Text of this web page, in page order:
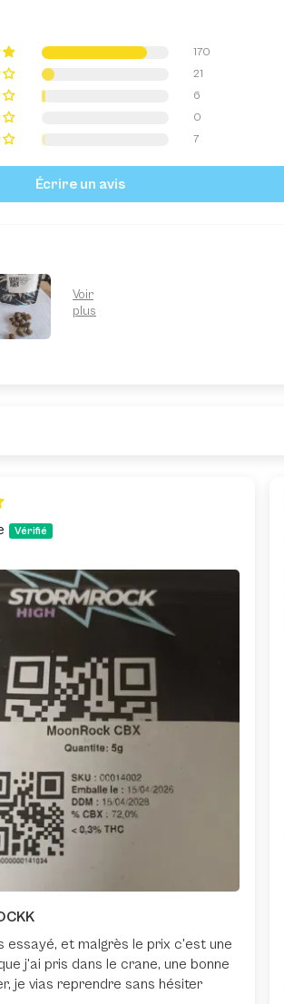
170
21
6
0
7
Écrire un avis
essayé, et malgrès le prix c'est une
j'ai pris dans le crane, une bonne
je vias reprendre sans hésiter